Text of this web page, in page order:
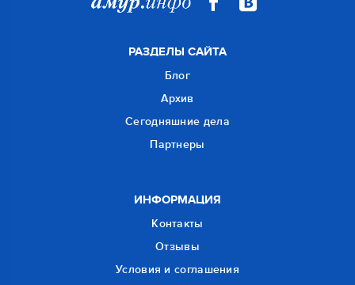
РАЗДЕЛЫ САЙТА
Блог
Архив
Сегодняшние дела
Партнеры
ИНФОРМАЦИЯ
Контакты
Отзывы
Условия и соглашения